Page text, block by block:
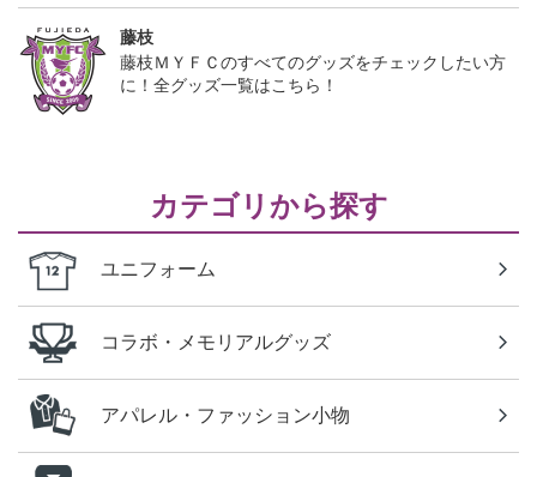
藤枝
藤枝ＭＹＦＣのすべてのグッズをチェックしたい方
に！全グッズ一覧はこちら！
カテゴリから探す
ユニフォーム
コラボ・メモリアルグッズ
アパレル・ファッション小物